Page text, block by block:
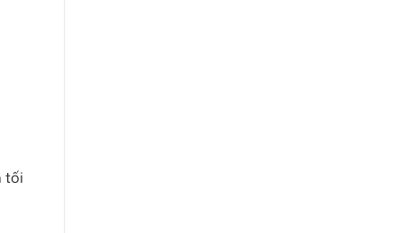
tối